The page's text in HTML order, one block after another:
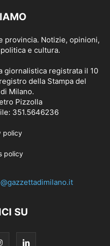
provincia. Notizie, opinioni,
e cultura.
giornalistica registrata il 10
della Stampa del
Milano.
Pizzolla
351.5646236
policy
policy
SU